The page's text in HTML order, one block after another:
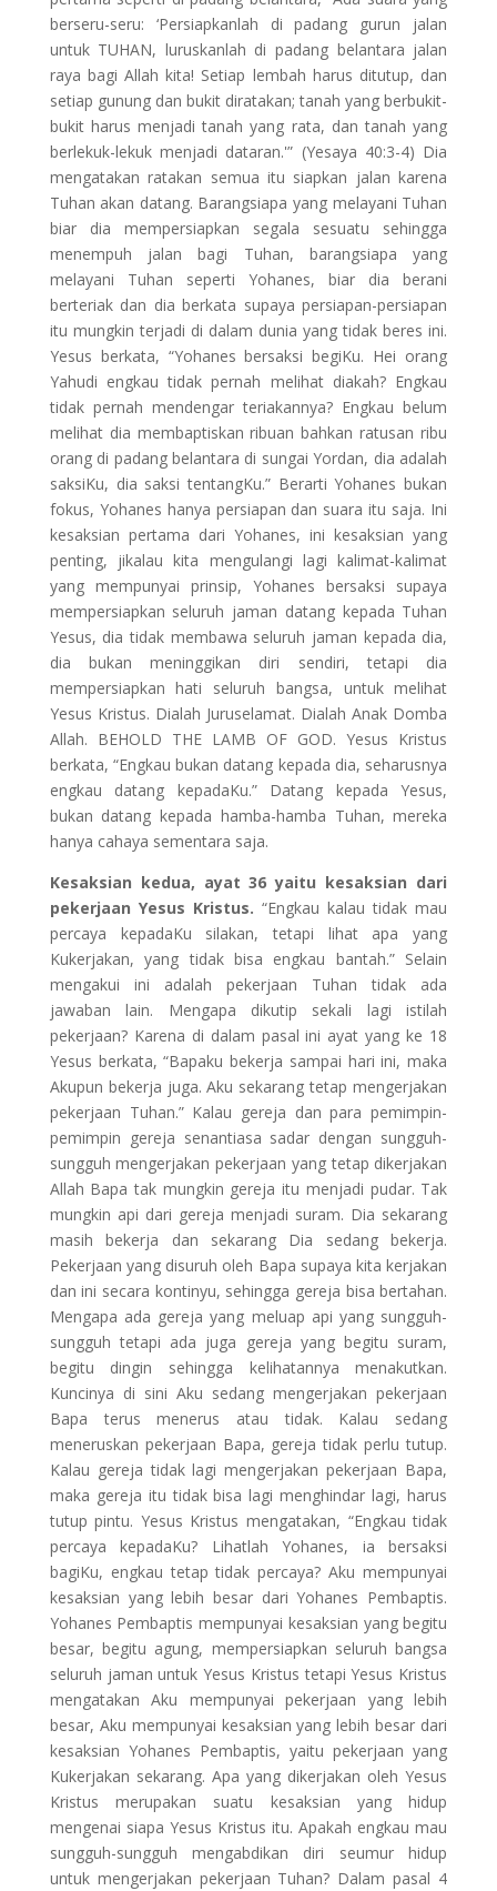
berseru-seru: ‘Persiapkanlah di padang gurun jalan
untuk TUHAN, luruskanlah di padang belantara jalan
raya bagi Allah kita! Setiap lembah harus ditutup, dan
setiap gunung dan bukit diratakan; tanah yang berbukit-
bukit harus menjadi tanah yang rata, dan tanah yang
berlekuk-lekuk menjadi dataran.'” (Yesaya 40:3-4) Dia
mengatakan ratakan semua itu siapkan jalan karena
Tuhan akan datang. Barangsiapa yang melayani Tuhan
biar dia mempersiapkan segala sesuatu sehingga
menempuh jalan bagi Tuhan, barangsiapa yang
melayani Tuhan seperti Yohanes, biar dia berani
berteriak dan dia berkata supaya persiapan-persiapan
itu mungkin terjadi di dalam dunia yang tidak beres ini.
Yesus berkata, “Yohanes bersaksi begiKu. Hei orang
Yahudi engkau tidak pernah melihat diakah? Engkau
tidak pernah mendengar teriakannya? Engkau belum
melihat dia membaptiskan ribuan bahkan ratusan ribu
orang di padang belantara di sungai Yordan, dia adalah
saksiKu, dia saksi tentangKu.” Berarti Yohanes bukan
fokus, Yohanes hanya persiapan dan suara itu saja. Ini
kesaksian pertama dari Yohanes, ini kesaksian yang
penting, jikalau kita mengulangi lagi kalimat-kalimat
yang mempunyai prinsip, Yohanes bersaksi supaya
mempersiapkan seluruh jaman datang kepada Tuhan
Yesus, dia tidak membawa seluruh jaman kepada dia,
dia bukan meninggikan diri sendiri, tetapi dia
mempersiapkan hati seluruh bangsa, untuk melihat
Yesus Kristus. Dialah Juruselamat. Dialah Anak Domba
Allah. BEHOLD THE LAMB OF GOD. Yesus Kristus
berkata, “Engkau bukan datang kepada dia, seharusnya
engkau datang kepadaKu.” Datang kepada Yesus,
bukan datang kepada hamba-hamba Tuhan, mereka
hanya cahaya sementara saja.
Kesaksian kedua, ayat 36 yaitu kesaksian dari
pekerjaan Yesus Kristus. “Engkau kalau tidak mau
percaya kepadaKu silakan, tetapi lihat apa yang
Kukerjakan, yang tidak bisa engkau bantah.” Selain
mengakui ini adalah pekerjaan Tuhan tidak ada
jawaban lain. Mengapa dikutip sekali lagi istilah
pekerjaan? Karena di dalam pasal ini ayat yang ke 18
Yesus berkata, “Bapaku bekerja sampai hari ini, maka
Akupun bekerja juga. Aku sekarang tetap mengerjakan
pekerjaan Tuhan.” Kalau gereja dan para pemimpin-
pemimpin gereja senantiasa sadar dengan sungguh-
sungguh mengerjakan pekerjaan yang tetap dikerjakan
Allah Bapa tak mungkin gereja itu menjadi pudar. Tak
mungkin api dari gereja menjadi suram. Dia sekarang
masih bekerja dan sekarang Dia sedang bekerja.
Pekerjaan yang disuruh oleh Bapa supaya kita kerjakan
dan ini secara kontinyu, sehingga gereja bisa bertahan.
Mengapa ada gereja yang meluap api yang sungguh-
sungguh tetapi ada juga gereja yang begitu suram,
begitu dingin sehingga kelihatannya menakutkan.
Kuncinya di sini Aku sedang mengerjakan pekerjaan
Bapa terus menerus atau tidak. Kalau sedang
meneruskan pekerjaan Bapa, gereja tidak perlu tutup.
Kalau gereja tidak lagi mengerjakan pekerjaan Bapa,
maka gereja itu tidak bisa lagi menghindar lagi, harus
tutup pintu. Yesus Kristus mengatakan, “Engkau tidak
percaya kepadaKu? Lihatlah Yohanes, ia bersaksi
bagiKu, engkau tetap tidak percaya? Aku mempunyai
kesaksian yang lebih besar dari Yohanes Pembaptis.
Yohanes Pembaptis mempunyai kesaksian yang begitu
besar, begitu agung, mempersiapkan seluruh bangsa
seluruh jaman untuk Yesus Kristus tetapi Yesus Kristus
mengatakan Aku mempunyai pekerjaan yang lebih
besar, Aku mempunyai kesaksian yang lebih besar dari
kesaksian Yohanes Pembaptis, yaitu pekerjaan yang
Kukerjakan sekarang. Apa yang dikerjakan oleh Yesus
Kristus merupakan suatu kesaksian yang hidup
mengenai siapa Yesus Kristus itu. Apakah engkau mau
sungguh-sungguh mengabdikan diri seumur hidup
untuk mengerjakan pekerjaan Tuhan? Dalam pasal 4